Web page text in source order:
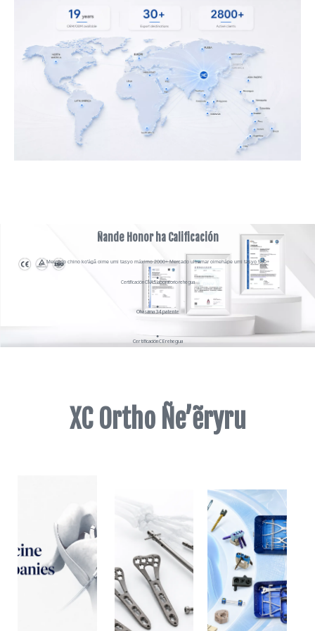
Ñande Honor ha Calificación
Mercado chino ko'ágã oime umi tasyo máximo 2000+ Mercado ultramar oimehápe umi tasyo 500+
●
Certificación CNAS laboratorio rehegua
●
Ohasáma 34 patente
●
Certificación CE rehegua
XC Ortho Ñe’ẽryru